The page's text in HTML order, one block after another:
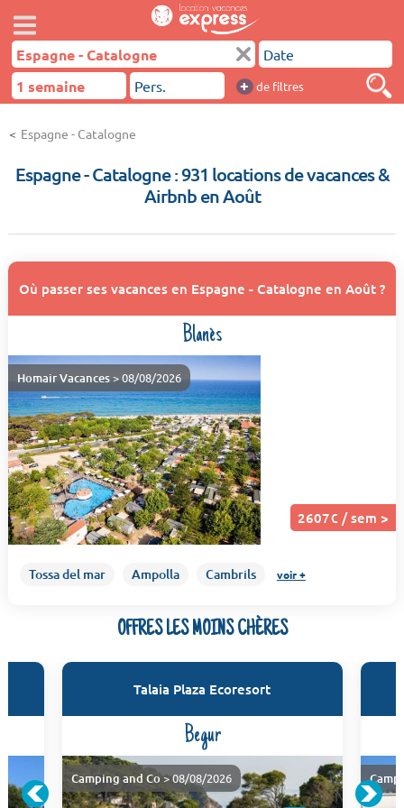
+ de filtres
Espagne - Catalogne
Espagne - Catalogne : 931 locations de vacances &
Airbnb en Août
Où passer ses vacances en Espagne - Catalogne en Août ?
Blanès
2607€ / sem >
Homair Vacances> 08/08/2026
Tossa del mar Ampolla Cambrils voir +
OFFRES LES MOINS CHÈRES
Talaia Plaza Ecoresort
Begur
Camping and Co> 08/08/2026